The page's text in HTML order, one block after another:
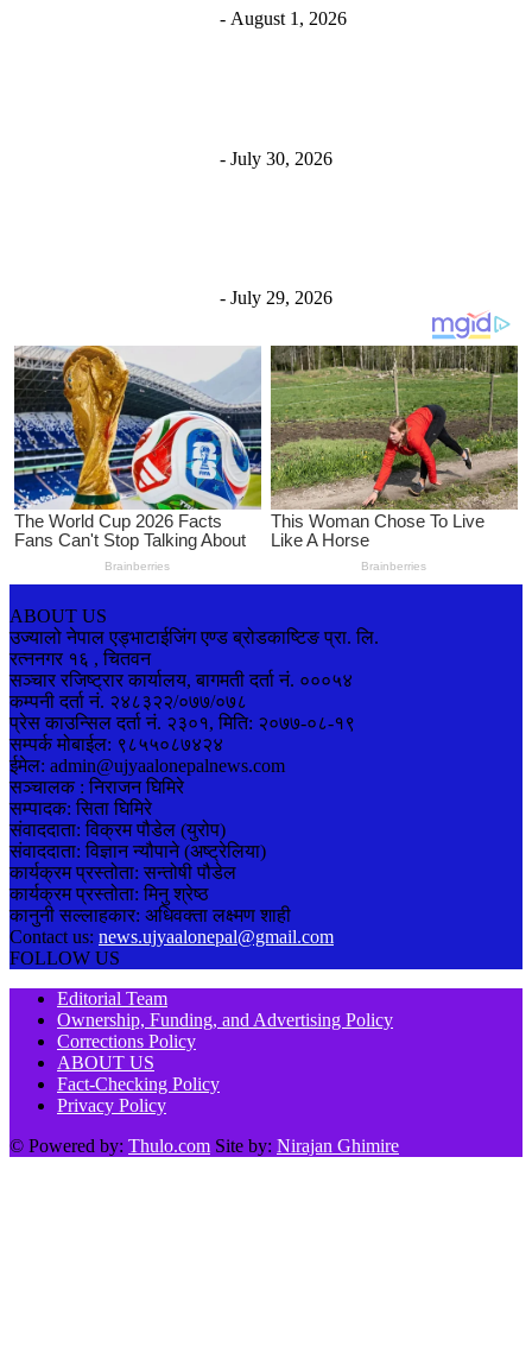
- August 1, 2026
- July 30, 2026
- July 29, 2026
ABOUT US
उज्यालो नेपाल एड्भाटाईजिंग एण्ड ब्रोडकाष्टिङ प्रा. लि.
रत्ननगर १६ , चितवन
सञ्चार रजिष्ट्रार कार्यालय, बागमती दर्ता नं. ०००५४
कम्पनी दर्ता नं. २४८३२२/०७७/०७८
प्रेस काउन्सिल दर्ता नं. २३०१, मिति: २०७७-०८-१९
सम्पर्क मोबाईल: ९८५५०८७४२४
ईमेल: admin@ujyaalonepalnews.com
सञ्चालक : निराजन घिमिरे
सम्पादक: सिता घिमिरे
संवाददाता: विक्रम पौडेल (युरोप)
संवाददाता: विज्ञान न्यौपाने (अष्ट्रेलिया)
कार्यक्रम प्रस्तोता: सन्तोषी पौडेल
कार्यक्रम प्रस्तोता: मिनु श्रेष्ठ
कानुनी सल्लाहकार: अधिवक्ता लक्ष्मण शाही
Contact us: news.ujyaalonepal@gmail.com
FOLLOW US
Editorial Team
Ownership, Funding, and Advertising Policy
Corrections Policy
ABOUT US
Fact-Checking Policy
Privacy Policy
© Powered by: Thulo.com Site by: Nirajan Ghimire